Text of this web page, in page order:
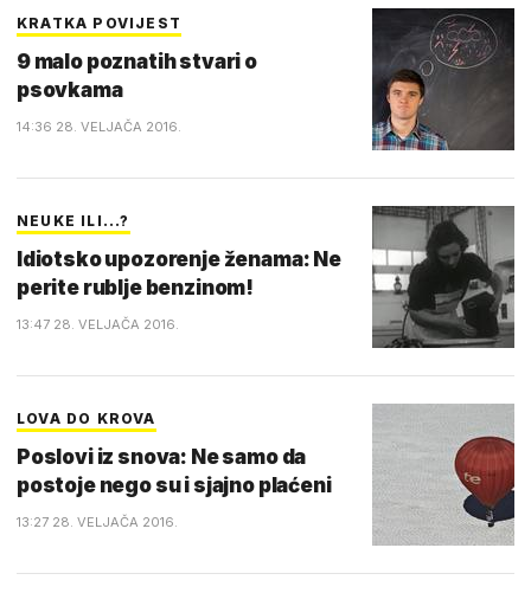
KRATKA POVIJEST
9 malo poznatih stvari o
psovkama
14:36 28. VELJAČA 2016.
NEUKE ILI...?
Idiotsko upozorenje ženama: Ne
perite rublje benzinom!
13:47 28. VELJAČA 2016.
LOVA DO KROVA
Poslovi iz snova: Ne samo da
postoje nego su i sjajno plaćeni
13:27 28. VELJAČA 2016.